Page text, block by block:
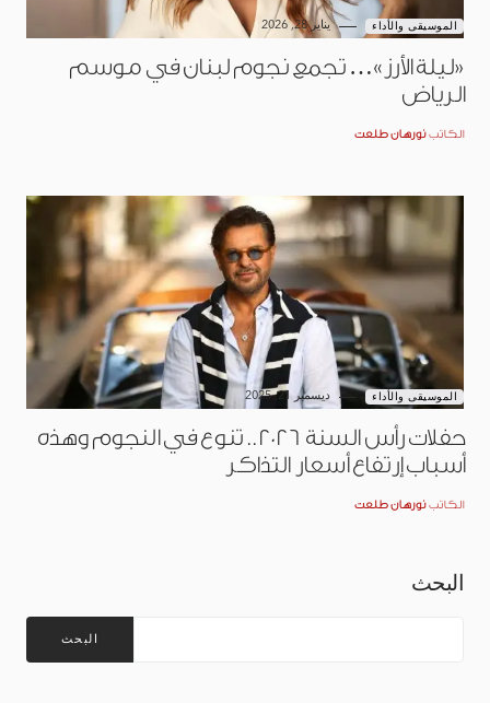
الموسيقى والأداء يناير 28, 2026
«ليلة الأرز»… تجمع نجوم لبنان في موسم
الرياض
الكاتب نورهان طلعت
الموسيقى والأداء ديسمبر 21, 2025
حفلات رأس السنة 2026.. تنوع في النجوم وهذه
أسباب إرتفاع أسعار التذاكر
الكاتب نورهان طلعت
البحث
البحث